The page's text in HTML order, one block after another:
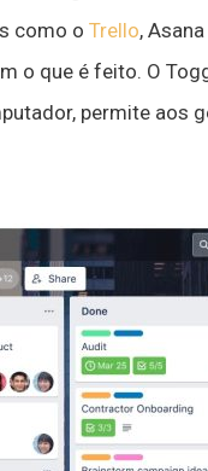
como o Trello,
o que é feito. O
permite aos